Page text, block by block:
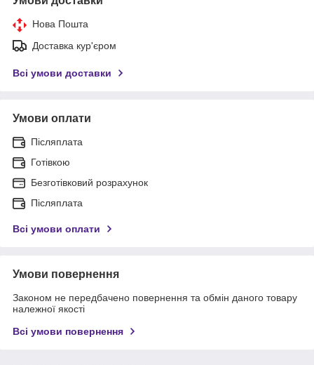
Нова Пошта
Доставка кур'єром
Всі умови доставки
Умови оплати
Післяплата
Готівкою
Безготівковий розрахунок
Післяплата
Всі умови оплати
Умови повернення
Законом не передбачено повернення та обмін даного товару
належної якості
Всі умови повернення